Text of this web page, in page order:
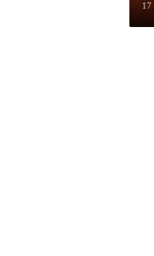
17